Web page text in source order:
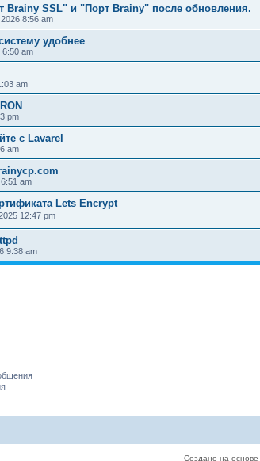
Brainy SSL" и "Порт Brainy" после обновления.
8:56 am
удобнее
6:50 am
am
pm
с Lavarel
am
am
Lets Encrypt
12:47 pm
9:38 am
Создано на основе